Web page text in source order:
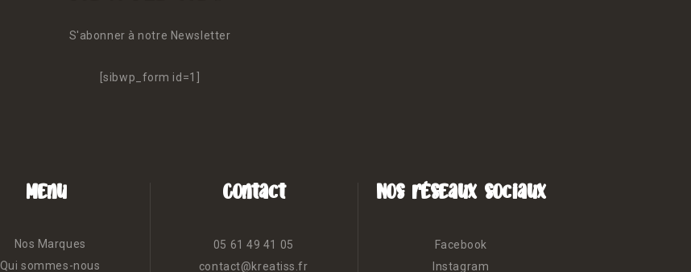
S'abonner à notre Newsletter
[sibwp_form id=1]
Menu
Nos Marques
Qui sommes-nous
Contact
05 61 49 41 05
contact@kreatiss.fr
Nos réseaux sociaux
Facebook
Instagram